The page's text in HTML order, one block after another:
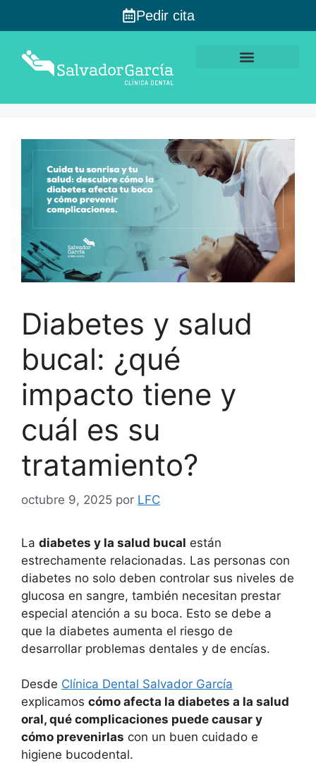
Pedir cita
Diabetes y salud
bucal: ¿qué
impacto tiene y
cuál es su
tratamiento?
octubre 9, 2025 por LFC
La diabetes y la salud bucal están
estrechamente relacionadas. Las personas con
diabetes no solo deben controlar sus niveles de
glucosa en sangre, también necesitan prestar
especial atención a su boca. Esto se debe a
que la diabetes aumenta el riesgo de
desarrollar problemas dentales y de encías.
Desde Clínica Dental Salvador García
explicamos cómo afecta la diabetes a la salud
oral, qué complicaciones puede causar y
cómo prevenirlas con un buen cuidado e
higiene bucodental.